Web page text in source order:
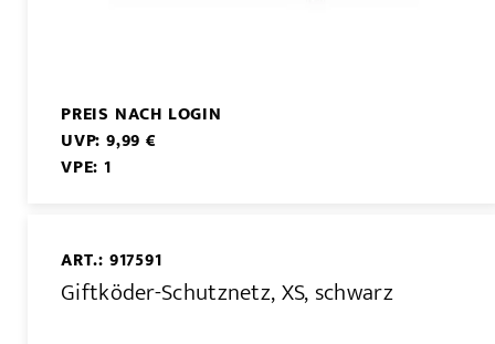
PREIS NACH LOGIN
UVP: 9,99 €
VPE: 1
ART.: 917591
Giftköder-Schutznetz, XS, schwarz